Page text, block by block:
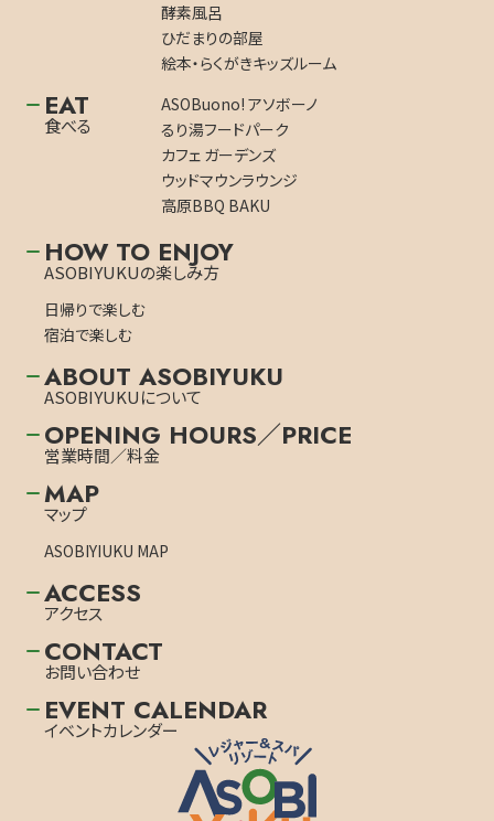
酵素風呂
ひだまりの部屋
絵本・らくがきキッズルーム
EAT
食べる
ASOBuono! アソボーノ
るり湯フードパーク
カフェ ガーデンズ
ウッドマウンラウンジ
高原BBQ BAKU
HOW TO ENJOY
ASOBIYUKUの楽しみ方
日帰りで楽しむ
宿泊で楽しむ
ABOUT ASOBIYUKU
ASOBIYUKUについて
OPENING HOURS／PRICE
営業時間／料金
MAP
マップ
ASOBIYIUKU MAP
ACCESS
アクセス
CONTACT
お問い合わせ
EVENT CALENDAR
イベントカレンダー